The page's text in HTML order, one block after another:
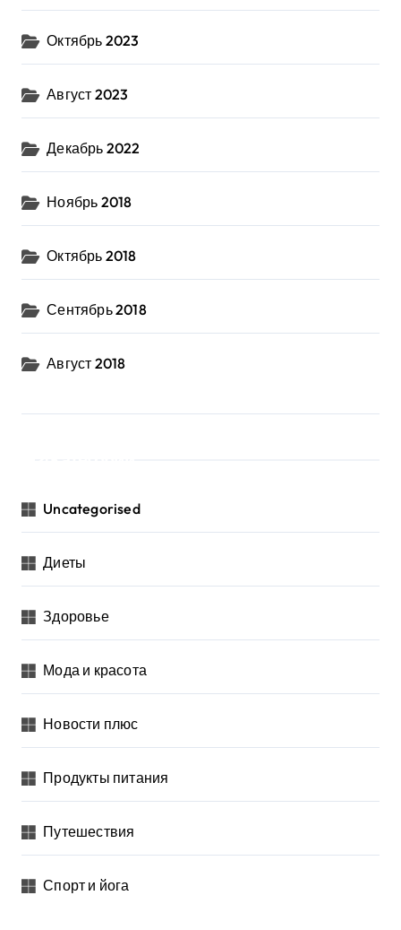
Октябрь 2023
Август 2023
Декабрь 2022
Ноябрь 2018
Октябрь 2018
Сентябрь 2018
Август 2018
Uncategorised
Диеты
Здоровье
Мода и красота
Новости плюс
Продукты питания
Путешествия
Спорт и йога